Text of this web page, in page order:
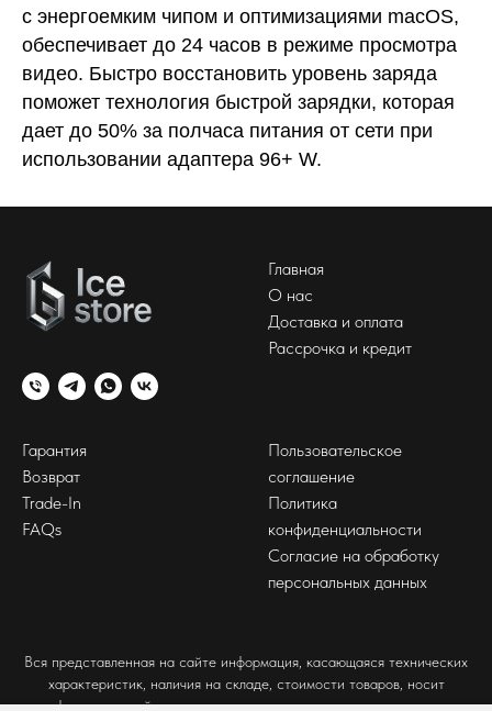
с энергоемким чипом и оптимизациями macOS,
обеспечивает до 24 часов в режиме просмотра
видео. Быстро восстановить уровень заряда
поможет технология быстрой зарядки, которая
дает до 50% за полчаса питания от сети при
использовании адаптера 96+ W.
Главная
О нас
Доставка и оплата
Рассрочка и кредит
Гарантия
Возврат
Trade-In
FAQs
Пользовательское
соглашение
Политика
конфиденциальности
Согласие на обработку
персональных данных
Вся представленная на сайте информация, касающаяся технических
характеристик, наличия на складе, стоимости товаров, носит
информационный характер и ни при каких условиях не является